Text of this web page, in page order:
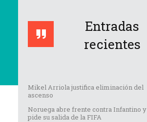
Entradas
recientes
Mikel Arriola justifica eliminación del
ascenso
Noruega abre frente contra Infantino y
pide su salida de la FIFA